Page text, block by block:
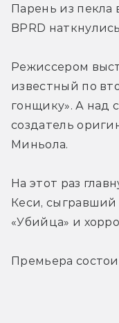
Парень из пекла
BPRD
Режиссером
известный по
гонщику». А над
создатель
Миньола.
На этот раз
Кеси, сыгравший
«Убийца» и
Премьера